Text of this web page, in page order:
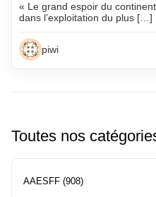
« Le grand espoir du
dans l’exploitation du plus […]
piwi
Toutes nos
AAESFF (908)